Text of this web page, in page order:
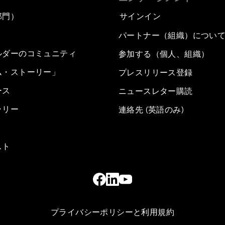
）
ーのコミュニティ
ストーリー」
リー
サインイン
パートナー（組織）につい
参加する（個人、組織）
プレスリリース登録
ニュースレター購読
連絡先 (英語のみ)
プライバシーポリシーと利用規約